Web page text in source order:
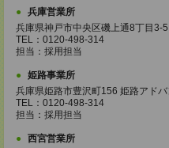
兵庫営業所
兵庫県神戸市中央区磯上通8丁目3-
TEL：0120-498-314
担当：採用担当
姫路事業所
兵庫県姫路市豊沢町156 姫路アド
TEL：0120-498-314
担当：採用担当
西宮営業所